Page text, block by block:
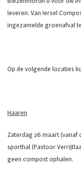
leveren. Van Iersel
ingezamelde groenafval
Op de volgende locaties
Haaren
Zaterdag 26 maart
sporthal (Pastoor
geen compost ophalen.